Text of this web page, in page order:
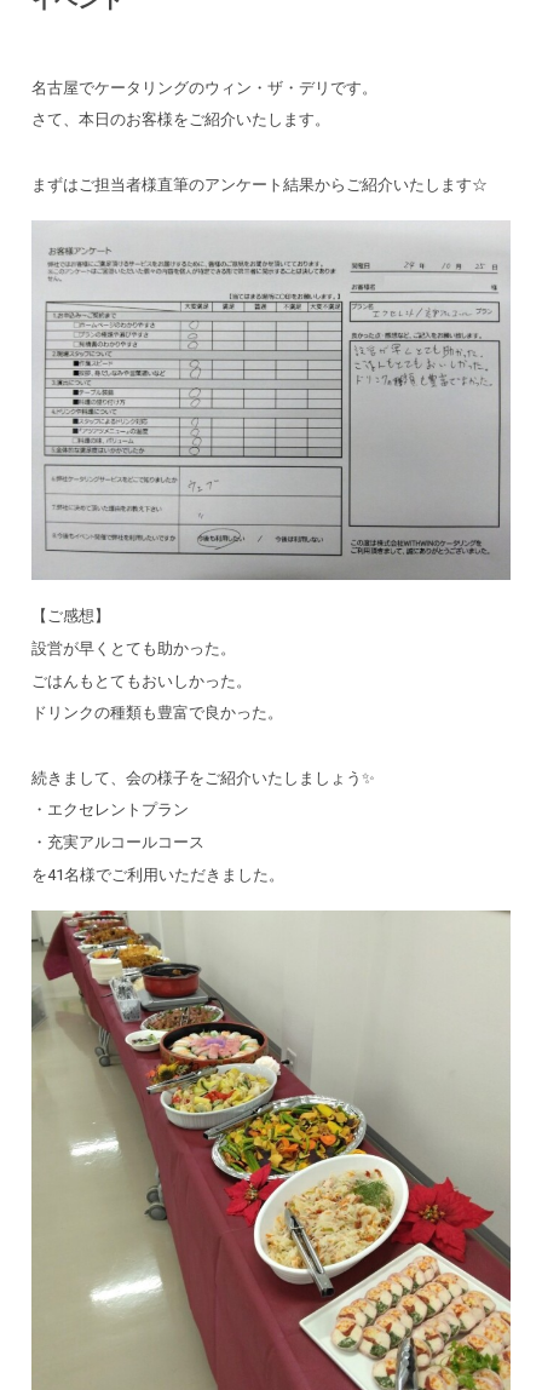
名古屋でケータリングのウィン・ザ・デリです。
さて、本日のお客様をご紹介いたします。
まずはご担当者様直筆のアンケート結果からご紹介いたします☆
【ご感想】
設営が早くとても助かった。
ごはんもとてもおいしかった。
ドリンクの種類も豊富で良かった。
続きまして、会の様子をご紹介いたしましょう✨
・エクセレントプラン
・充実アルコールコース
を41名様でご利用いただきました。